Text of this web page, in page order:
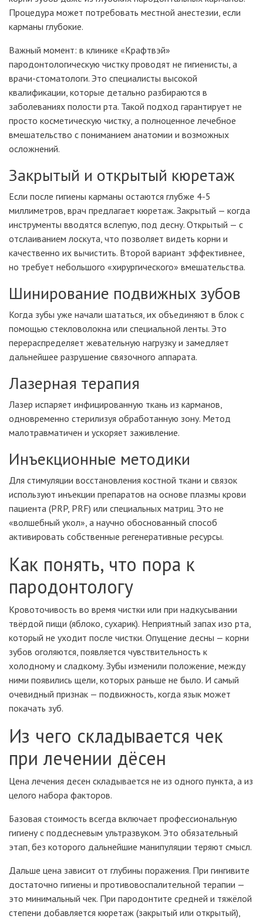
Процедура может потребовать местной анестезии, если
карманы глубокие.
Важный момент: в клинике «Крафтвэй»
пародонтологическую чистку проводят не гигиенисты, а
врачи-стоматологи. Это специалисты высокой
квалификации, которые детально разбираются в
заболеваниях полости рта. Такой подход гарантирует не
просто косметическую чистку, а полноценное лечебное
вмешательство с пониманием анатомии и возможных
осложнений.
Закрытый и открытый кюретаж
Если после гигиены карманы остаются глубже 4-5
миллиметров, врач предлагает кюретаж. Закрытый — когда
инструменты вводятся вслепую, под десну. Открытый — с
отслаиванием лоскута, что позволяет видеть корни и
качественно их вычистить. Второй вариант эффективнее,
но требует небольшого «хирургического» вмешательства.
Шинирование подвижных зубов
Когда зубы уже начали шататься, их объединяют в блок с
помощью стекловолокна или специальной ленты. Это
перераспределяет жевательную нагрузку и замедляет
дальнейшее разрушение связочного аппарата.
Лазерная терапия
Лазер испаряет инфицированную ткань из карманов,
одновременно стерилизуя обработанную зону. Метод
малотравматичен и ускоряет заживление.
Инъекционные методики
Для стимуляции восстановления костной ткани и связок
используют инъекции препаратов на основе плазмы крови
пациента (PRP, PRF) или специальных матриц. Это не
«волшебный укол», а научно обоснованный способ
активировать собственные регенеративные ресурсы.
Как понять, что пора к
пародонтологу
Кровоточивость во время чистки или при надкусывании
твёрдой пищи (яблоко, сухарик). Неприятный запах изо рта,
который не уходит после чистки. Опущение десны — корни
зубов оголяются, появляется чувствительность к
холодному и сладкому. Зубы изменили положение, между
ними появились щели, которых раньше не было. И самый
очевидный признак — подвижность, когда язык может
покачать зуб.
Из чего складывается чек
при лечении дёсен
Цена лечения десен складывается не из одного пункта, а из
целого набора факторов.
Базовая стоимость всегда включает профессиональную
гигиену с поддесневым ультразвуком. Это обязательный
этап, без которого дальнейшие манипуляции теряют смысл.
Дальше цена зависит от глубины поражения. При гингивите
достаточно гигиены и противовоспалительной терапии —
это минимальный чек. При пародонтите средней и тяжёлой
степени добавляется кюретаж (закрытый или открытый),